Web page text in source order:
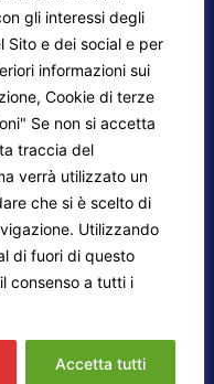
gli interessi degli
Sito e dei social e per
informazioni sui
Cookie di terze
Se non si accetta
traccia del
verrà utilizzato un
che si è scelto di
Utilizzando
di fuori di questo
consenso a tutti i
Accetta tutti
riservati.